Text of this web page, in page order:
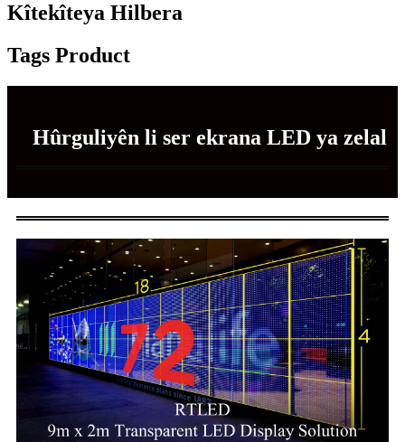
Kîtekîteya Hilbera
Tags Product
Hûrguliyên li ser ekrana LED ya zelal